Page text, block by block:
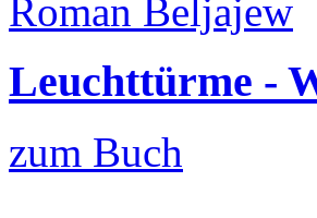
Roman Beljajew
Leuchttürme -
zum Buch